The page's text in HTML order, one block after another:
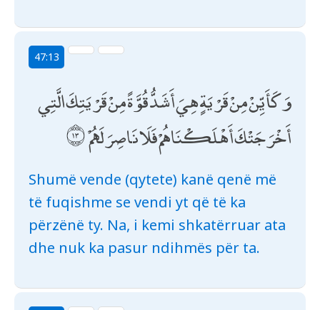
47:13
وَكَأَيِّنْ مِنْ قَرْيَةٍ هِيَ أَشَدُّ قُوَّةً مِنْ قَرْيَتِكَ الَّتِي
أَخْرَجَتْكَ أَهْلَكْنَاهُمْ فَلَا نَاصِرَ لَهُمْ
Shumë vende (qytete) kanë qenë më
të fuqishme se vendi yt që të ka
përzënë ty. Na, i kemi shkatërruar ata
dhe nuk ka pasur ndihmës për ta.